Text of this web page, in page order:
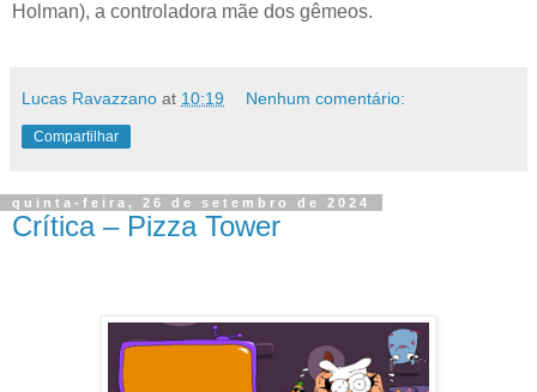
Holman), a controladora mãe dos gêmeos.
Lucas Ravazzano at 10:19 Nenhum comentário:
Compartilhar
quinta-feira, 26 de setembro de 2024
Crítica – Pizza Tower